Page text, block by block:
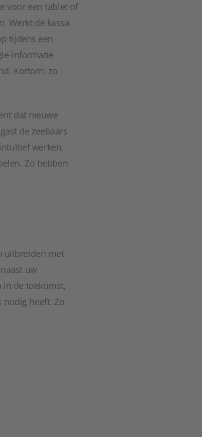
voor een tablet of
Werkt de kassa
tijdens een
informatie
Kortom: zo
dat nieuwe
de zeebaars
werken,
Zo hebben
uitbreiden met
uw
in de toekomst,
nodig heeft. Zo